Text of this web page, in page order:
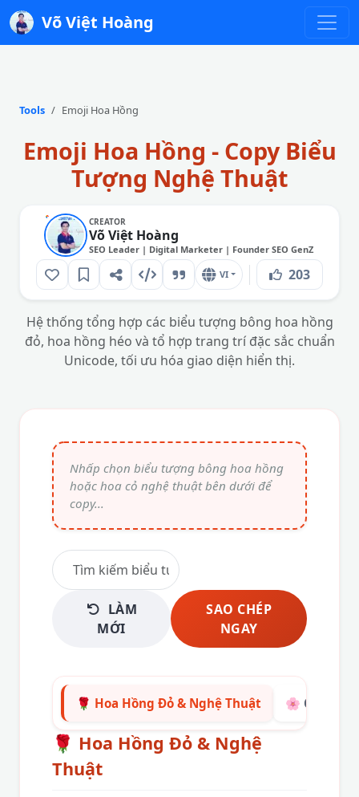
Võ Việt Hoàng
Tools Emoji Hoa Hồng
Emoji Hoa Hồng - Copy Biểu
Tượng Nghệ Thuật
CREATOR
Võ Việt Hoàng
SEO Leader | Digital Marketer | Founder SEO GenZ
VI 203
Hệ thống tổng hợp các biểu tượng bông hoa hồng
đỏ, hoa hồng héo và tổ hợp trang trí đặc sắc chuẩn
Unicode, tối ưu hóa giao diện hiển thị.
LÀM
MỚI
SAO CHÉP
NGAY
🌹 Hoa Hồng Đỏ & Nghệ Thuật 🌸 Các
🌹 Hoa Hồng Đỏ & Nghệ
Thuật